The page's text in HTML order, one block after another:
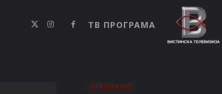
ТВ ПРОГРАМА
ОБРАЗ ОВА НИЕ